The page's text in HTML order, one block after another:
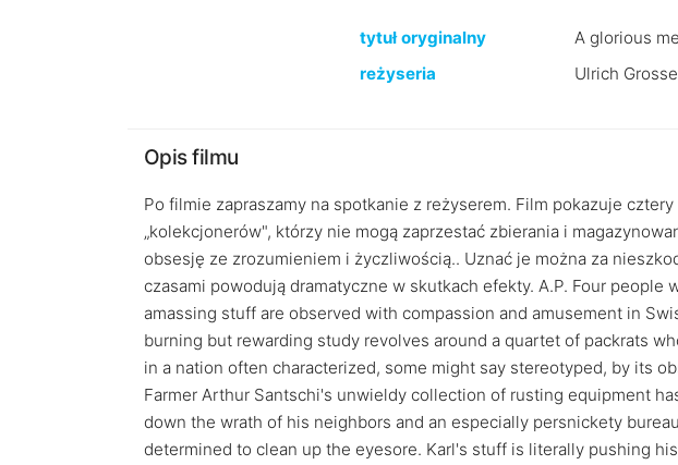
tytuł oryginalny
A glorious
reżyseria
Ulrich
Opis filmu
Po filmie zapraszamy na spotkanie z reżyserem. Film pokazuje
„kolekcjonerów", którzy nie mogą zaprzestać zbierania i
obsesję ze zrozumieniem i życzliwością.. Uznać je można za
czasami powodują dramatyczne w skutkach efekty. A.P. Four people
amassing stuff are observed with compassion and amusement in
burning but rewarding study revolves around a quartet of packrats
in a nation often characterized, some might say stereotyped, by its
Farmer Arthur Santschi's unwieldy collection of rusting equipment
down the wrath of his neighbors and an especially persnickety
determined to clean up the eyesore. Karl's stuff is literally pushing